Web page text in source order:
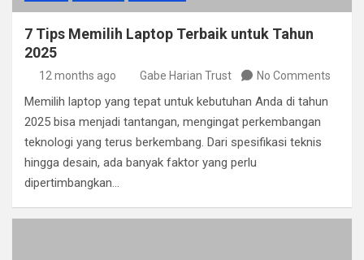
7 Tips Memilih Laptop Terbaik untuk Tahun
2025
12 months ago Gabe Harian Trust No Comments
Memilih laptop yang tepat untuk kebutuhan Anda di tahun
2025 bisa menjadi tantangan, mengingat perkembangan
teknologi yang terus berkembang. Dari spesifikasi teknis
hingga desain, ada banyak faktor yang perlu
dipertimbangkan…